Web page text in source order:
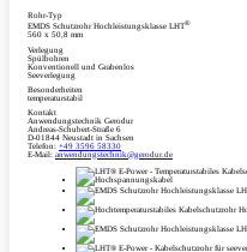
Rohr-Typ
EMDS Schutzrohr Hochleistungsklasse LHT®
560 x 50,8 mm
Verlegung
Spülbohren
Konventionell und Grabenlos
Seeverlegung
Besonderheiten
temperaturstabil
Kontakt
Anwendungstechnik Gerodur
Andreas-Schubert-Straße 6
D-01844 Neustadt in Sachsen
Telefon: +49 3596 58330
E-Mail: anwendungstechnik@gerodur.de